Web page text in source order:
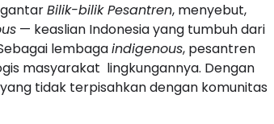
Bilik-bilik Pesantren, menyebut,
— keaslian Indonesia yang tumbuh dari
lembagaindigenous, pesantren
masyarakat lingkungannya. Dengan
tidak terpisahkan dengan komunitas